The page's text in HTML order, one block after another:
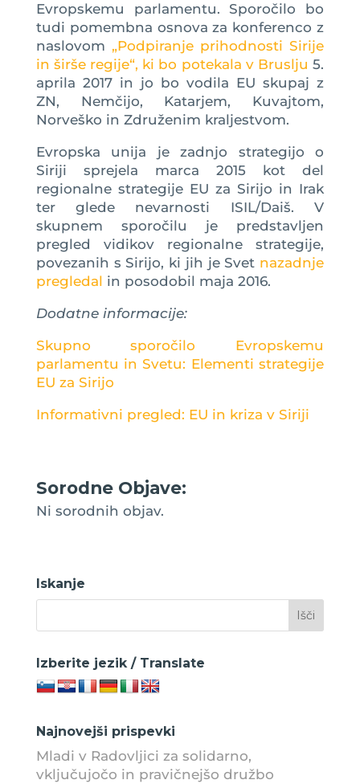
Evropskemu parlamentu. Sporočilo bo
tudi pomembna osnova za konferenco z
naslovom „Podpiranje prihodnosti Sirije
in širše regije“, ki bo potekala v Bruslju 5.
aprila 2017 in jo bo vodila EU skupaj z
ZN, Nemčijo, Katarjem, Kuvajtom,
Norveško in Združenim kraljestvom.
Evropska unija je zadnjo strategijo o
Siriji sprejela marca 2015 kot del
regionalne strategije EU za Sirijo in Irak
ter glede nevarnosti ISIL/Daiš. V
skupnem sporočilu je predstavljen
pregled vidikov regionalne strategije,
povezanih s Sirijo, ki jih je Svet nazadnje
pregledal in posodobil maja 2016.
Dodatne informacije:
Skupno sporočilo Evropskemu
parlamentu in Svetu: Elementi strategije
EU za Sirijo
Informativni pregled: EU in kriza v Siriji
Sorodne Objave:
Ni sorodnih objav.
Iskanje
Izberite jezik / Translate
Najnovejši prispevki
Mladi v Radovljici za solidarno,
vključujočo in pravičnejšo družbo